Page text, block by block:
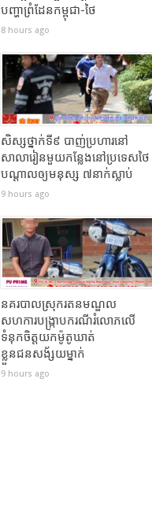
បញ្ហាព្រំដែនកម្ពុជា-ថៃ
8 hours ago
សិស្សថ្នាក់ទី៩ បាញ់ប្រហារនៅ
សាលារៀនមួយកន្លែងនៅប្រទេសថៃ
បណ្តាលឲ្យមនុស្ស ៧នាក់ស្លាប់
9 hours ago
នគរបាលស្រុករតនមណ្ឌល
សហការបង្រ្កាបករណីរំលោភលើ
ទំនុកចិត្តយកម៉ូតូឃាត់
ខ្លួនជនសង័្សយម្នាក់
9 hours ago